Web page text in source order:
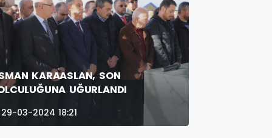
KARAASLAN, SON
UĞURLANDI
29-03-2024 18:21